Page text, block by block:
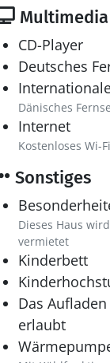
Multimedia
CD-Player
Deutsches
Dänisches
Internet
Kostenloses Wi-
Sonstiges
Dieses Haus
vermietet
Kinderbett
Das
erlaubt